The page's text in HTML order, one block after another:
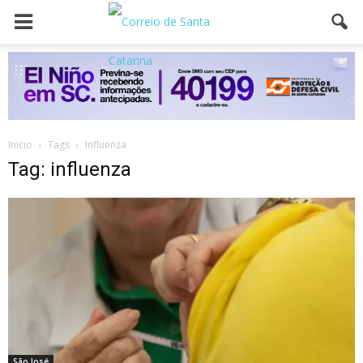
Inicio Tags Influenza
Tag: influenza